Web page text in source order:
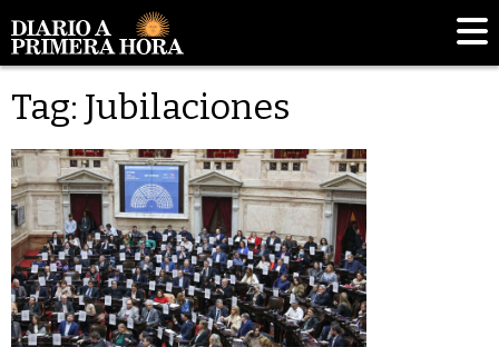
Tag: Jubilaciones